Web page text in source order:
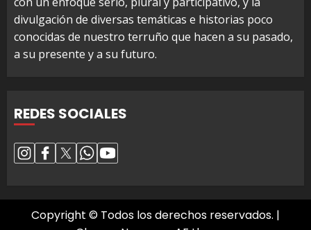
divulgación de diversas temáticas e historias poco
conocidas de nuestro terruño que hacen a su pasado,
a su presente y a su futuro.
REDES SOCIALES
Copyright © Todos los derechos reservados. |